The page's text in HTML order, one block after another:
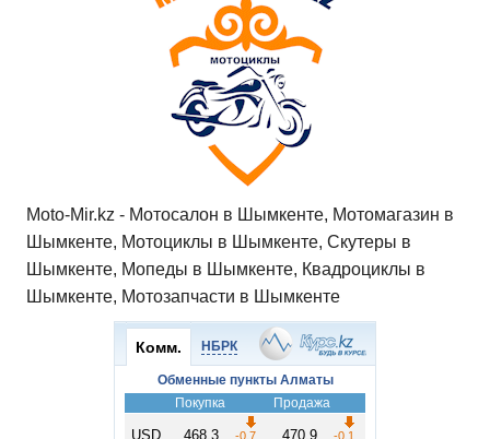
Moto-Mir.kz - Мотосалон в Шымкенте, Мотомагазин в
Шымкенте, Мотоциклы в Шымкенте, Скутеры в
Шымкенте, Мопеды в Шымкенте, Квадроциклы в
Шымкенте, Мотозапчасти в Шымкенте